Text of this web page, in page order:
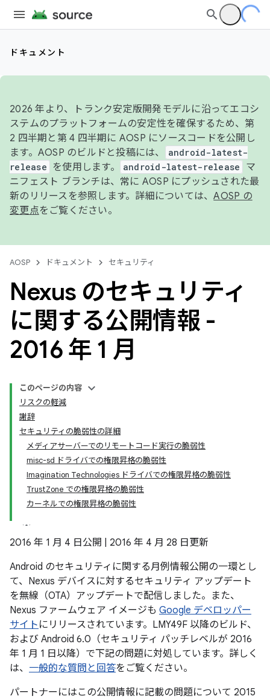
ドキュメント
2026 年より、トランク安定版開発モデルに沿ってエコシ
ステムのプラットフォームの安定性を確保するため、第
2 四半期と第 4 四半期に AOSP にソースコードを公開し
ます。AOSP のビルドと投稿には、
android-latest-
release
を使用します。 android-latest-release
マ
ニフェスト ブランチは、常に AOSP にプッシュされた最
新のリリースを参照します。詳細については、AOSP の
変更点をご覧ください。
AOSP ドキュメント セキュリティ
Nexus のセキュリティ
に関する公開情報 -
2016 年 1 月
このページの内容
リスクの軽減
謝辞
セキュリティの脆弱性の詳細
メディアサーバーでのリモートコード実行の脆弱性
misc-sd ドライバでの権限昇格の脆弱性
Imagination Technologies ドライバでの権限昇格の脆弱性
TrustZone での権限昇格の脆弱性
カーネルでの権限昇格の脆弱性
2016 年 1 月 4 日公開 | 2016 年 4 月 28 日更新
Android のセキュリティに関する月例情報公開の一環とし
て、Nexus デバイスに対するセキュリティ アップデート
を無線（OTA）アップデートで配信しました。また、
Nexus ファームウェア イメージも Google デベロッパー
サイト にリリースされています。LMY49F 以降のビルド、
および Android 6.0（セキュリティ パッチレベルが 2016
年 1 月 1 日以降）で下記の問題に対処しています。詳しく
は、 一般的な質問と回答をご覧ください。
パートナーにはこの公開情報に記載の問題について 2015